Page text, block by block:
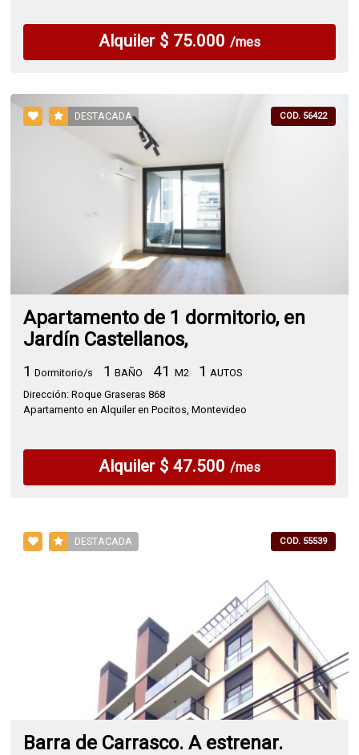
Alquiler $ 75.000 /mes
DESTACADA COD. 56422
Apartamento de 1 dormitorio, en
Jardín Castellanos,
1 Dormitorio/s 1 BAÑO 41 M2 1 AUTOS
Dirección: Roque Graseras 868
Apartamento en Alquiler en Pocitos, Montevideo
Alquiler $ 47.500 /mes
DESTACADA COD. 55539
Barra de Carrasco. A estrenar.